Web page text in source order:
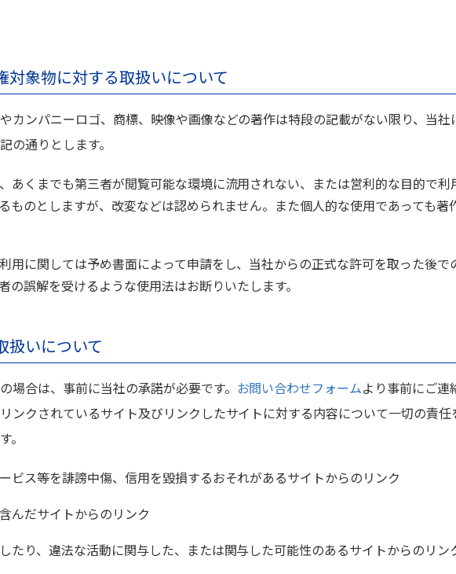
対象物に対する取扱いについて
カンパニーロゴ、商標、映像や画像などの著作は特段の記載がない限り、当
の通りとします。
あくまでも第三者が閲覧可能な環境に流用されない、または営利的な目的で
ものとしますが、改変などは認められません。また個人的な使用であっても
用に関しては予め書面によって申請をし、当社からの正式な許可を取った後で
の誤解を受けるような使用法はお断りいたします。
扱いについて
場合は、事前に当社の承諾が必要です。 お問い合わせフォームより事前にご連
ンクされているサイト及びリンクしたサイトに対する内容について一切の責
。
ビス等を誹謗中傷、信用を毀損するおそれがあるサイトからのリンク
んだサイトからのリンク
たり、違法な活動に関与した、または関与した可能性のあるサイトからのリン